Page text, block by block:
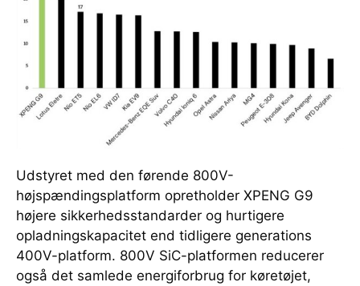
Udstyret med den førende 800V-
højspændingsplatform opretholder XPENG G9
højere sikkerhedsstandarder og hurtigere
opladningskapacitet end tidligere generations
400V-platform. 800V SiC-platformen reducerer
også det samlede energiforbrug for køretøjet,